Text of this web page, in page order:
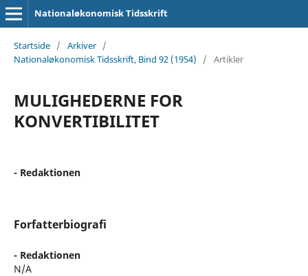
Nationaløkonomisk Tidsskrift
Startside / Arkiver /
Nationaløkonomisk Tidsskrift, Bind 92 (1954)
/ Artikler
MULIGHEDERNE FOR
KONVERTIBILITET
- Redaktionen
Forfatterbiografi
- Redaktionen
N/A